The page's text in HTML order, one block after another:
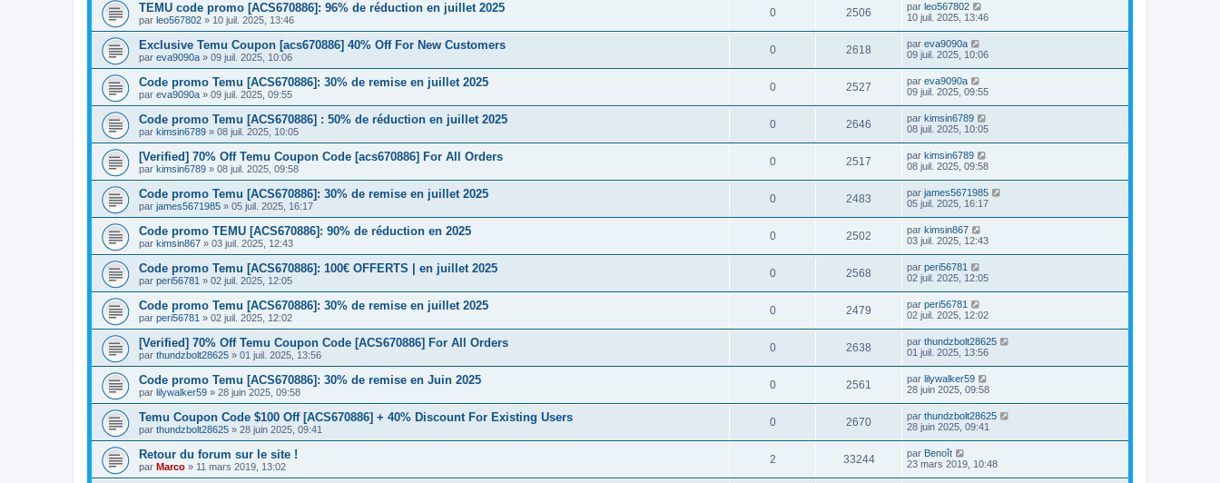
TEMU code promo [ACS670886]: 96% de réduction en juillet 2025
par leo567802 » 10 juil. 2025, 13:46
0 2506 par leo567802
10 juil. 2025, 13:46
Exclusive Temu Coupon [acs670886] 40% Off For New Customers
par eva9090a » 09 juil. 2025, 10:06
0 2618 par eva9090a
09 juil. 2025, 10:06
Code promo Temu [ACS670886]: 30% de remise en juillet 2025
par eva9090a » 09 juil. 2025, 09:55
0 2527 par eva9090a
09 juil. 2025, 09:55
Code promo Temu [ACS670886] : 50% de réduction en juillet 2025
par kimsin6789 » 08 juil. 2025, 10:05
0 2646 par kimsin6789
08 juil. 2025, 10:05
[Verified] 70% Off Temu Coupon Code [acs670886] For All Orders
par kimsin6789 » 08 juil. 2025, 09:58
0 2517 par kimsin6789
08 juil. 2025, 09:58
Code promo Temu [ACS670886]: 30% de remise en juillet 2025
par james5671985 » 05 juil. 2025, 16:17
0 2483 par james5671985
05 juil. 2025, 16:17
Code promo TEMU [ACS670886]: 90% de réduction en 2025
par kimsin867 » 03 juil. 2025, 12:43
0 2502 par kimsin867
03 juil. 2025, 12:43
Code promo Temu [ACS670886]: 100€ OFFERTS | en juillet 2025
par peri56781 » 02 juil. 2025, 12:05
0 2568 par peri56781
02 juil. 2025, 12:05
Code promo Temu [ACS670886]: 30% de remise en juillet 2025
par peri56781 » 02 juil. 2025, 12:02
0 2479 par peri56781
02 juil. 2025, 12:02
[Verified] 70% Off Temu Coupon Code [ACS670886] For All Orders
par thundzbolt28625 » 01 juil. 2025, 13:56
0 2638 par thundzbolt28625
01 juil. 2025, 13:56
Code promo Temu [ACS670886]: 30% de remise en Juin 2025
par lilywalker59 » 28 juin 2025, 09:58
0 2561 par lilywalker59
28 juin 2025, 09:58
Temu Coupon Code $100 Off [ACS670886] + 40% Discount For Existing Users
par thundzbolt28625 » 28 juin 2025, 09:41
0 2670 par thundzbolt28625
28 juin 2025, 09:41
Retour du forum sur le site !
par Marco » 11 mars 2019, 13:02
2 33244 par Benoît
23 mars 2019, 10:48